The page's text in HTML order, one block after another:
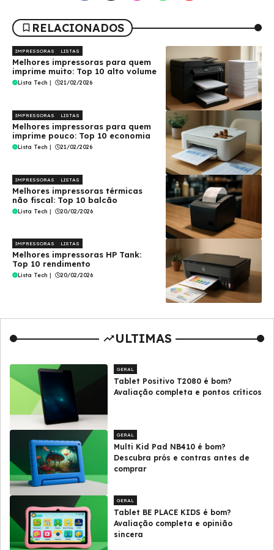
RELACIONADOS
IMPRESSORAS LISTAS
Melhores impressoras para quem
imprime muito: Top 10 alto volume
Lista Tech | 21/02/2026
IMPRESSORAS LISTAS
Melhores impressoras para quem
imprime pouco: Top 10 economia
Lista Tech | 21/02/2026
IMPRESSORAS LISTAS
Melhores impressoras térmicas
não fiscal: Top 10 balcão
Lista Tech | 20/02/2026
IMPRESSORAS LISTAS
Melhores impressoras HP Tank:
Top 10 rendimento
Lista Tech | 20/02/2026
ULTIMAS
GERAL
Tablet Positivo T2080 é bom?
Avaliação completa e pontos críticos
GERAL
Multi Kid Pad NB410 é bom?
Descubra prós e contras antes de
comprar
GERAL
Tablet BE PLACE KIDS é bom?
Avaliação completa e opinião
sincera